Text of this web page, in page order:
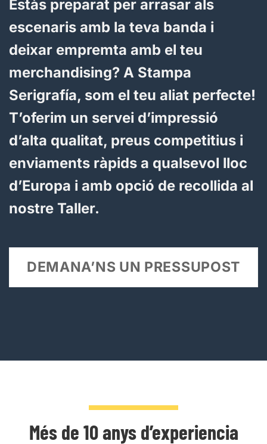
Personalitza el teu merchandising
musical amb estil i qualitat amb
Stampa Serigrafía!
Estàs preparat per arrasar als
escenaris amb la teva banda i
deixar empremta amb el teu
merchandising? A Stampa
Serigrafía, som el teu aliat perfecte!
d’alta qualitat, preus competitius i